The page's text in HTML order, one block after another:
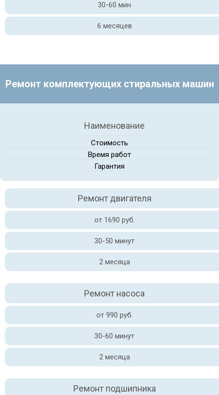
30-60 мин
6 месяцев
Ремонт комплектующих стиральных машин
Наименование
Стоимость
Время работ
Гарантия
Ремонт двигателя
от 1690 руб.
30-50 минут
2 месяца
Ремонт насоса
от 990 руб.
30-60 минут
2 месяца
Ремонт подшипника